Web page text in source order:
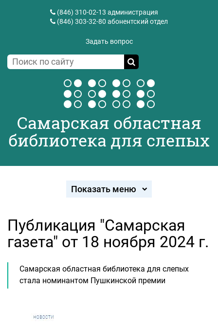
(846) 310-02-13 администрация
(846) 303-32-80 абонентский отдел
Задать вопрос
Самарская областная
библиотека для слепых
Показать меню
Публикация "Самарская
газета" от 18 ноября 2024 г.
Самарская областная библиотека для слепых
стала номинантом Пушкинской премии